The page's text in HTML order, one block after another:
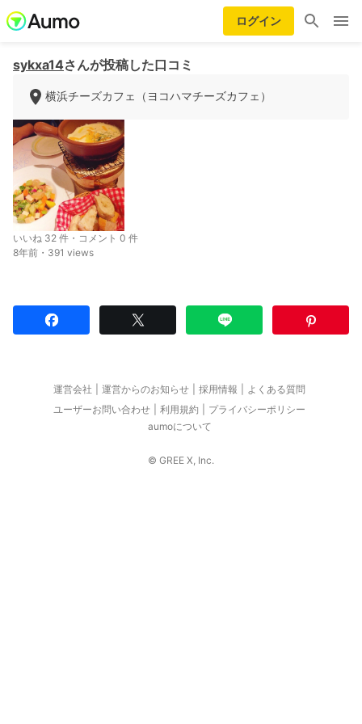
ログイン
sykxa14さんが投稿した口コミ
横浜チーズカフェ（ヨコハマチーズカフェ）
いいね 32 件・コメント 0 件
8年前・391 views
運営会社 運営からのお知らせ 採用情報
よくある質問
ユーザーお問い合わせ
利用規約
プライバシーポリシー
aumoについて
© GREE X, Inc.